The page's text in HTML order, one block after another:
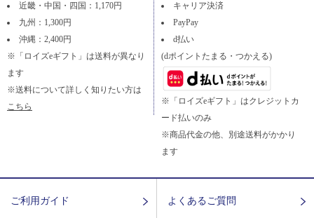
近畿・中国・四国：1,170円
九州：1,300円
沖縄：2,400円
※「ロイズeギフト」は送料が異なり
ます
※送料について詳しく知りたい方は
こちら
キャリア決済
PayPay
d払い
(dポイントたまる・つかえる)
※「ロイズeギフト」はクレジットカ
ード払いのみ
※商品代金の他、別途送料がかかり
ます
ご利用ガイド よくあるご質問